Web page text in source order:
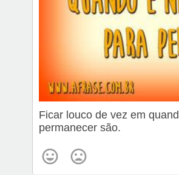
Ficar louco de vez em
permanecer são.